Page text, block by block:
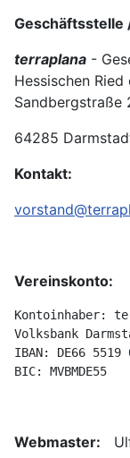
Geschäftsstelle
terraplana -
Hessischen Ried
Sandbergstraße
64285
Kontakt:
Vereinskonto:
Kontoinhaber:
Volksbank
IBAN: DE66 5519
BIC: MVBMDE55
Webmaster: